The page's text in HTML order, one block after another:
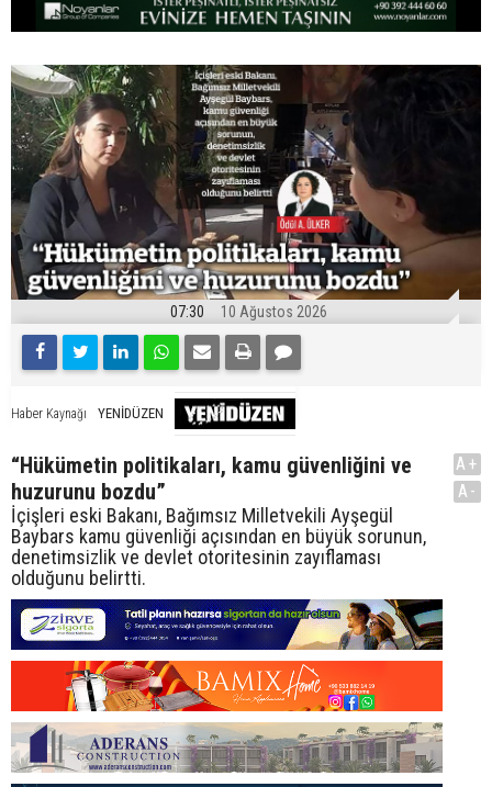
07:30 10 Ağustos 2026
Haber Kaynağı YENİDÜZEN
“Hükümetin politikaları, kamu güvenliğini ve
huzurunu bozdu”
İçişleri eski Bakanı, Bağımsız Milletvekili Ayşegül
Baybars kamu güvenliği açısından en büyük sorunun,
denetimsizlik ve devlet otoritesinin zayıflaması
olduğunu belirtti.
A+
A-